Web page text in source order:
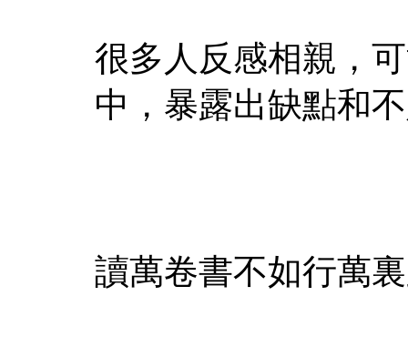
很多人反感相親，
中，暴露出缺點和
讀萬卷書不如行萬